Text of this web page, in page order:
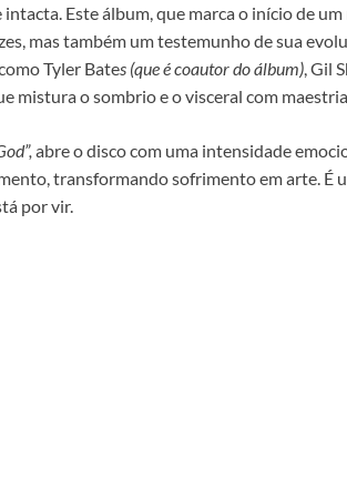
Este álbum, que marca o início de
mas também um testemunho de sua
Tyler Bates (que é coautor do álbum), Gil
mistura o sombrio e o visceral com
abre o disco com uma intensidade
transformando sofrimento em arte. É
por vir.